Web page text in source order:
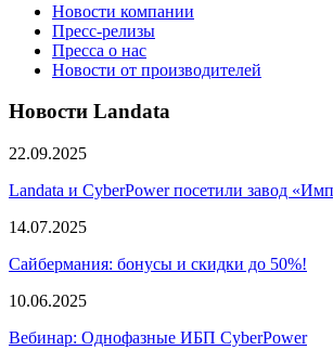
Новости компании
Пресс-релизы
Пресса о нас
Новости от производителей
Новости Landata
22.09.2025
Landata и CyberPower посетили завод
14.07.2025
Сайбермания: бонусы и скидки до 50%!
10.06.2025
Вебинар: Однофазные ИБП CyberPower